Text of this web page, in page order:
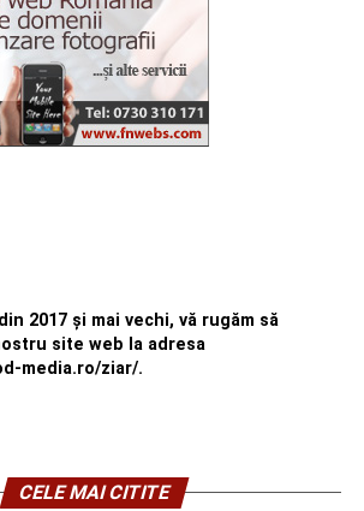
2017 şi mai vechi, vă rugăm să
site web la adresa
media.ro/ziar/.
CELE MAI CITITE